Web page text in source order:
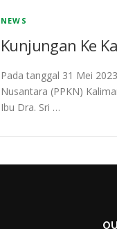
NEWS
Kunjungan Ke
Pada tanggal 31 Mei
Nusantara (PPKN)
Ibu Dra. Sri …